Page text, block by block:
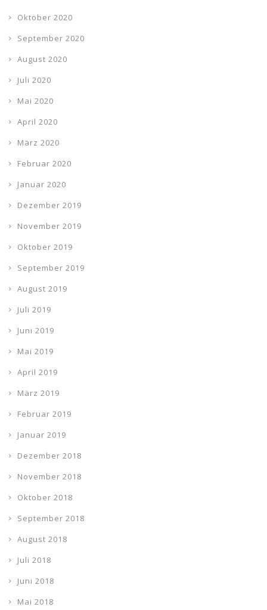
Oktober 2020
September 2020
August 2020
Juli 2020
Mai 2020
April 2020
März 2020
Februar 2020
Januar 2020
Dezember 2019
November 2019
Oktober 2019
September 2019
August 2019
Juli 2019
Juni 2019
Mai 2019
April 2019
März 2019
Februar 2019
Januar 2019
Dezember 2018
November 2018
Oktober 2018
September 2018
August 2018
Juli 2018
Juni 2018
Mai 2018